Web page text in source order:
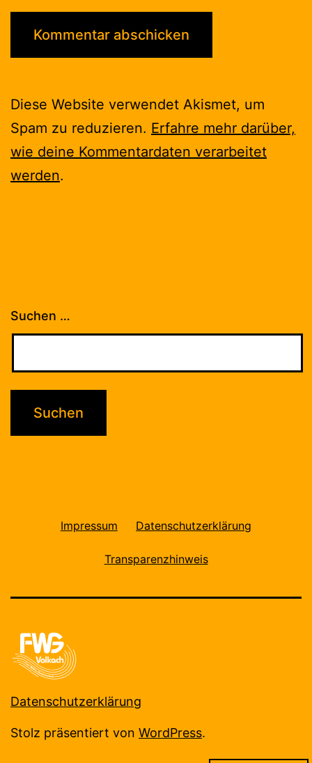
Diese Website verwendet Akismet, um
Spam zu reduzieren. Erfahre mehr darüber,
wie deine Kommentardaten verarbeitet
werden.
Suchen …
Impressum Datenschutzerklärung
Transparenzhinweis
Datenschutzerklärung
Stolz präsentiert von WordPress.